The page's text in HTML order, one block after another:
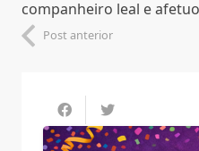
companheiro leal e
Post anterior